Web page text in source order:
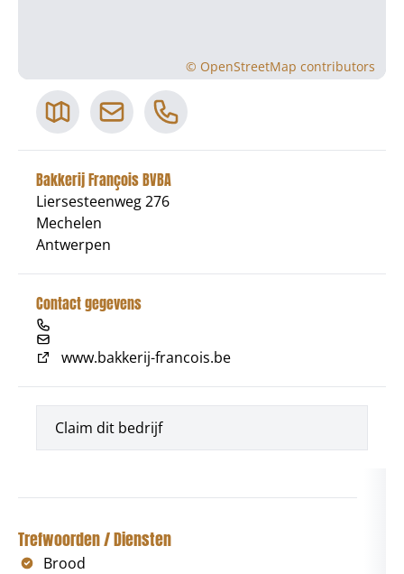
Trefwoorden / Diensten
Brood
© OpenStreetMap contributors
Bakkerij François BVBA
Liersesteenweg 276
Mechelen
Antwerpen
Contact gegevens
www.bakkerij-francois.be
Claim dit bedrijf